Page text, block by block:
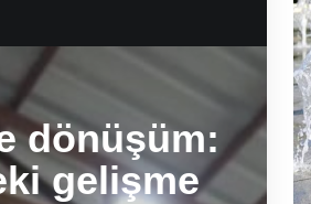
dönüşüm:
gelişme